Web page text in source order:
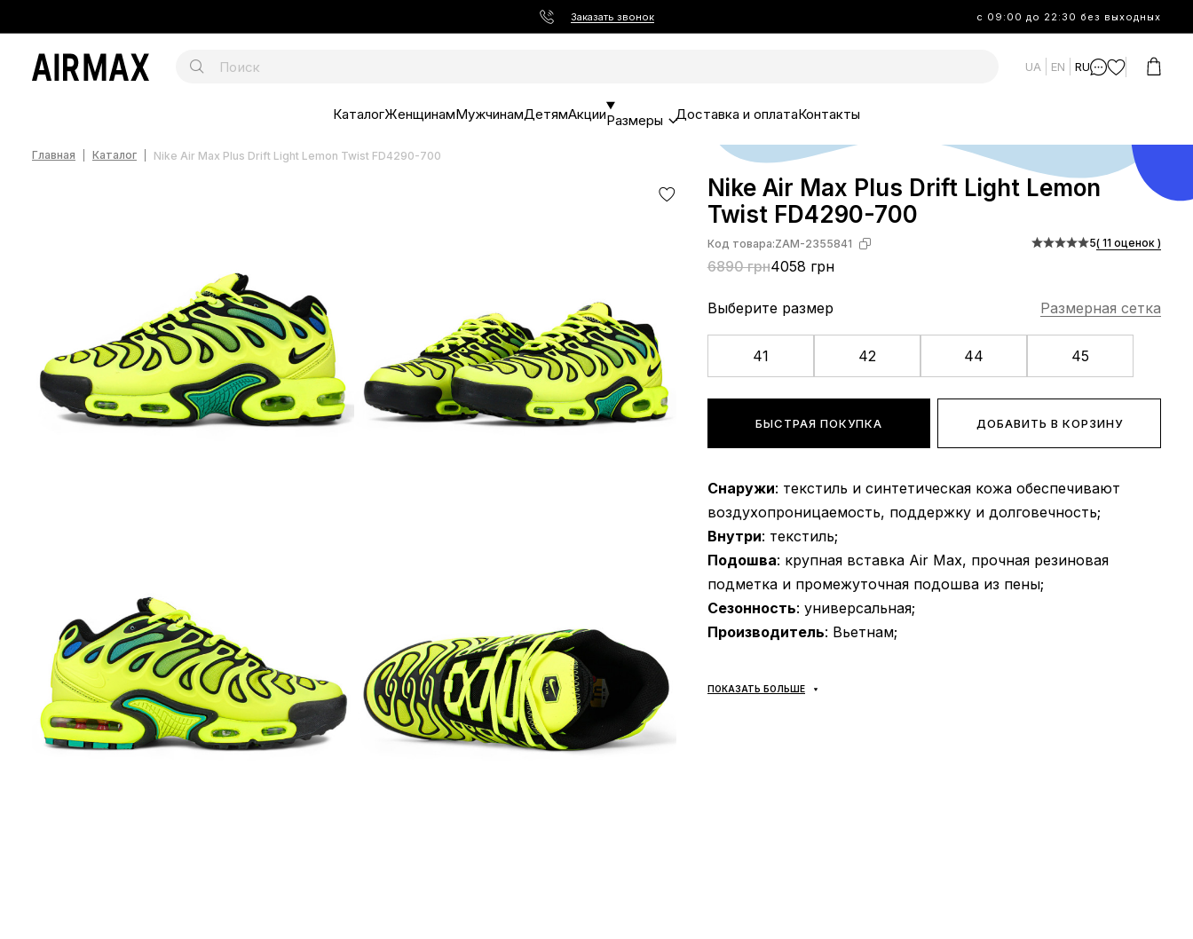
Заказать звонок с 09:00 до 22:30 без выходных
UA EN RU
КаталогЖенщинамМужчинамДетямАкцииРазмеры Доставка и оплатаКонтакты
Главная Каталог Nike Air Max Plus Drift Light Lemon Twist FD4290-700
Nike Air Max Plus Drift Light Lemon
Twist FD4290-700
Код товара:ZAM-2355841
6890 грн4058 грн
5( 11 оценок )
Выберите размер Размерная сетка
41 42 44 45
БЫСТРАЯ ПОКУПКА ДОБАВИТЬ В КОРЗИНУ
Снаружи: текстиль и синтетическая кожа обеспечивают
воздухопроницаемость, поддержку и долговечность;
Внутри: текстиль;
Подошва: крупная вставка Air Max, прочная резиновая
подметка и промежуточная подошва из пены;
Сезонность: универсальная;
Производитель: Вьетнам;
Доставка/оплата?
ПОКАЗАТЬ БОЛЬШЕ